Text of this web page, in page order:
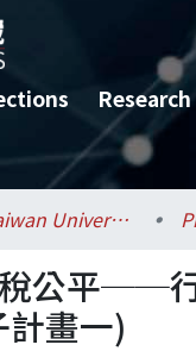
.National Taiwan University / 國立臺灣大學
公平──
畫一)